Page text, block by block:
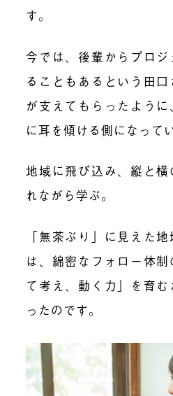
す。
今では、後輩からプロ
ることもあるという田
が支えてもらったよう
に耳を傾ける側になって
地域に飛び込み、縦と
れながら学ぶ。
「無茶ぶり」に見えた
は、綿密なフォロー体
て考え、動く力」を育
ったのです。